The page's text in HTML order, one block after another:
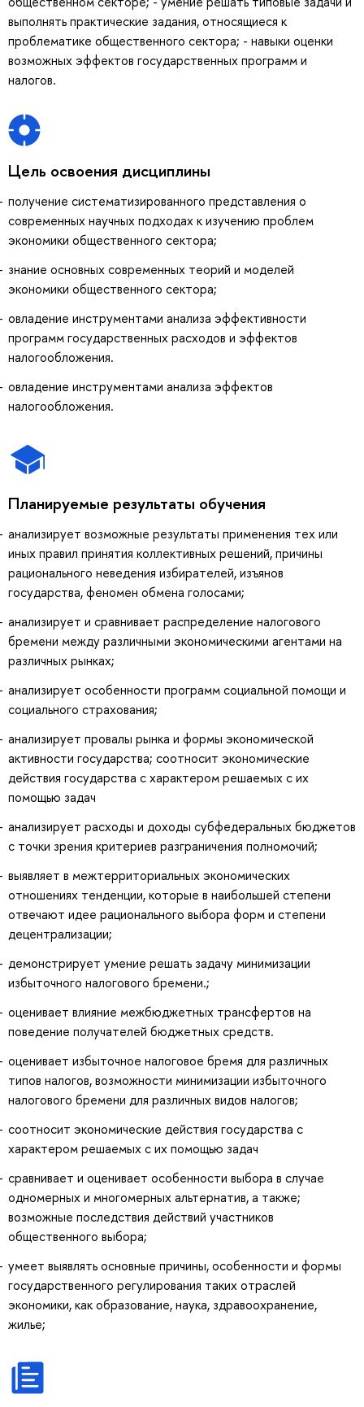
выполнять практические задания, относящиеся к
проблематике общественного сектора; - навыки оценки
возможных эффектов государственных программ и
налогов.
Цель освоения дисциплины
получение систематизированного представления о
современных научных подходах к изучению проблем
экономики общественного сектора;
знание основных современных теорий и моделей
экономики общественного сектора;
овладение инструментами анализа эффективности
программ государственных расходов и эффектов
налогообложения.
овладение инструментами анализа эффектов
налогообложения.
Планируемые результаты обучения
анализирует возможные результаты применения тех или
иных правил принятия коллективных решений, причины
рационального неведения избирателей, изъянов
государства, феномен обмена голосами;
анализирует и сравнивает распределение налогового
бремени между различными экономическими агентами на
различных рынках;
анализирует особенности программ социальной помощи и
социального страхования;
анализирует провалы рынка и формы экономической
активности государства; соотносит экономические
действия государства с характером решаемых с их
помощью задач
анализирует расходы и доходы субфедеральных бюджетов
с точки зрения критериев разграничения полномочий;
выявляет в межтерриториальных экономических
отношениях тенденции, которые в наибольшей степени
отвечают идее рационального выбора форм и степени
децентрализации;
демонстрирует умение решать задачу минимизации
избыточного налогового бремени.;
оценивает влияние межбюджетных трансфертов на
поведение получателей бюджетных средств.
оценивает избыточное налоговое бремя для различных
типов налогов, возможности минимизации избыточного
налогового бремени для различных видов налогов;
соотносит экономические действия государства с
характером решаемых с их помощью задач
сравнивает и оценивает особенности выбора в случае
одномерных и многомерных альтернатив, а также;
возможные последствия действий участников
общественного выбора;
умеет выявлять основные причины, особенности и формы
государственного регулирования таких отраслей
экономики, как образование, наука, здравоохранение,
жилье;